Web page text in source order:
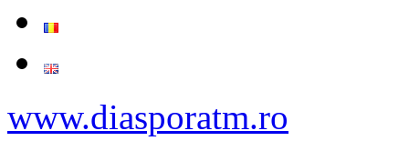
www.diasporatm.ro